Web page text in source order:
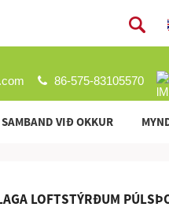
86-575-83105570
VIÐ OKKUR
LOFTSTÝRÐUM